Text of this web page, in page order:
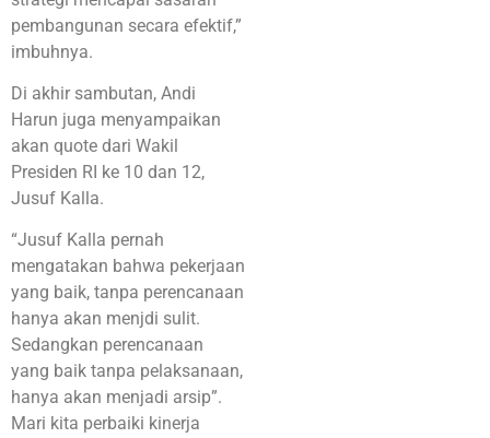
pembangunan secara efektif,”
imbuhnya.
Di akhir sambutan, Andi
Harun juga menyampaikan
akan quote dari Wakil
Presiden RI ke 10 dan 12,
Jusuf Kalla.
“Jusuf Kalla pernah
mengatakan bahwa pekerjaan
yang baik, tanpa perencanaan
hanya akan menjdi sulit.
Sedangkan perencanaan
yang baik tanpa pelaksanaan,
hanya akan menjadi arsip”.
Mari kita perbaiki kinerja